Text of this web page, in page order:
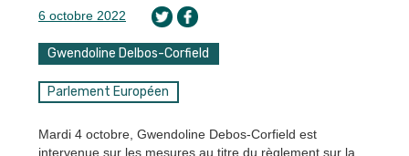
6 octobre 2022
Gwendoline Delbos-Corfield
Parlement Européen
Mardi 4 octobre, Gwendoline Debos-Corfield est
intervenue sur les mesures au titre du règlement sur la